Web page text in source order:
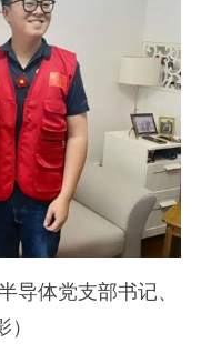
导体党支部书记、